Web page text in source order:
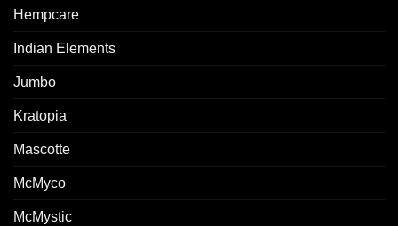
Hempcare
Indian Elements
Jumbo
Kratopia
Mascotte
McMyco
McMystic